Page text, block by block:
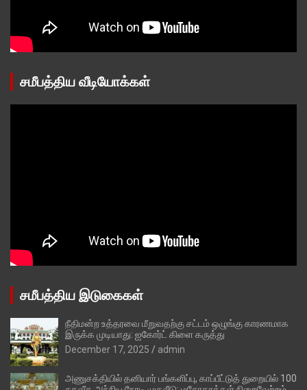
சமீபத்திய வீடியோக்கள்
சமீபத்திய இடுகைகள்
நீதிமன்ற உத்தரவை மீறுவதற்கு சட்டம் ஒழுங்கு காரணமாக
இருக்க முடியாது: ஐகோர்ட் கிளை கருத்து
December 17, 2025
admin
அணுசக்தியில் தனியார் பங்களிப்பு, காப்பீட்டுத் துறையில் 100